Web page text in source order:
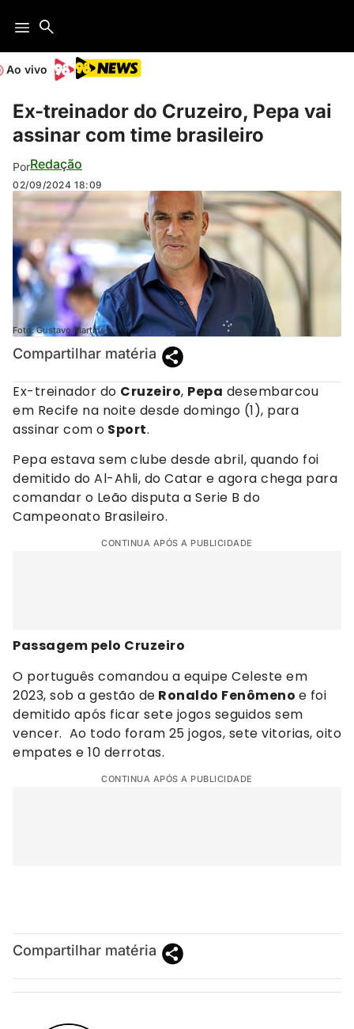
Ao vivo
Ex-treinador do Cruzeiro, Pepa vai
assinar com time brasileiro
PorRedação
02/09/2024 18:09
Foto: Gustavo Martins
Compartilhar matéria
Ex-treinador do Cruzeiro, Pepa desembarcou
em Recife na noite desde domingo (1), para
assinar com o Sport.
Pepa estava sem clube desde abril, quando foi
demitido do Al-Ahli, do Catar e agora chega para
comandar o Leão disputa a Serie B do
Campeonato Brasileiro.
CONTINUA APÓS A PUBLICIDADE
Passagem pelo Cruzeiro
O português comandou a equipe Celeste em
2023, sob a gestão de Ronaldo Fenômeno e foi
demitido após ficar sete jogos seguidos sem
vencer. Ao todo foram 25 jogos, sete vitorias, oito
empates e 10 derrotas.
CONTINUA APÓS A PUBLICIDADE
Compartilhar matéria